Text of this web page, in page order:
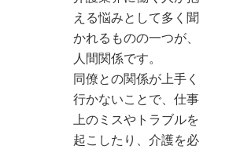
える悩みとして多く聞
かれるものの一つが、
人間関係です。
同僚との関係が上手く
行かないことで、仕事
上のミスやトラブルを
起こしたり、介護を必